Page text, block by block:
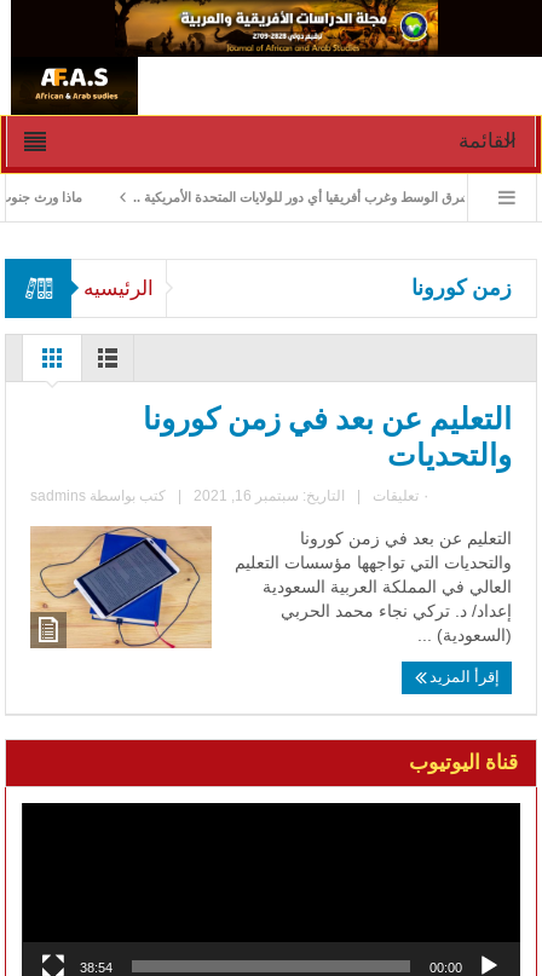
القائمة
ماذا ورث جنوب في الشرق الوسط وغرب أفريقيا أي دور للولايات المتحدة الأمريكية ..
الرئيسيه زمن كورونا
التعليم عن بعد في زمن كورونا
والتحديات
كتب بواسطة sadmins | التاريخ: سبتمبر 16, 2021 | ٠ تعليقات
التعليم عن بعد في زمن كورونا
والتحديات التي تواجهها مؤسسات التعليم
العالي في المملكة العربية السعودية
إعداد/ د. تركي نجاء محمد الحربي
(السعودية) ...
إقرأ المزيد
قناة اليوتيوب
00:00
38:54